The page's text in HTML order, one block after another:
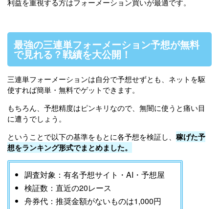
利益を重視する方はフォーメーション買いが最適です。
最強の三連単フォーメーション予想が無料
で見れる？戦績を大公開！
三連単フォーメーションは自分で予想せずとも、ネットを駆
使すれば簡単・無料でゲットできます。
もちろん、予想精度はピンキリなので、無闇に使うと痛い目
に遭うでしょう。
ということで以下の基準をもとに各予想を検証し、 稼げた予
想をランキング形式でまとめました。
調査対象：有名予想サイト・AI・予想屋
検証数：直近の20レース
舟券代：推奨金額がないものは1,000円